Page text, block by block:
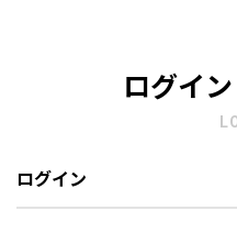
ログイ
ログイン